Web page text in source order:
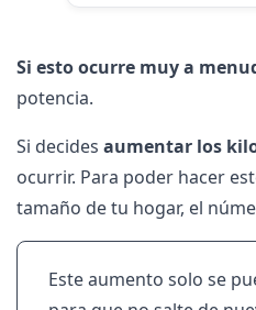
Si esto ocurre muy a
potencia.
Si decides aumentar los
ocurrir. Para poder hacer
tamaño de tu hogar, el
Este aumento solo se